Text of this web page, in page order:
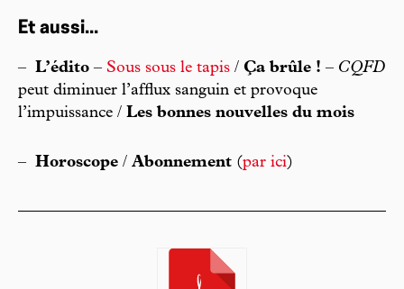
Et aussi...
– L’édito – Sous sous le tapis / Ça brûle ! – CQFD
peut diminuer l’afflux sanguin et provoque
l’impuissance / Les bonnes nouvelles du mois
– Horoscope / Abonnement (par ici)